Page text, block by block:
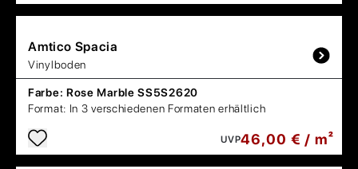
Amtico Spacia
Vinylboden
Farbe: Rose Marble SS5S2620
Format: In 3 verschiedenen Formaten erhältlich
UVP46,00 € / m²